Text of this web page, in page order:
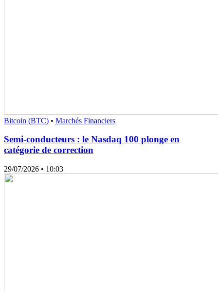
Bitcoin (BTC) • Marchés Financiers
Semi-conducteurs : le Nasdaq 100 plonge en
catégorie de correction
29/07/2026 • 10:03